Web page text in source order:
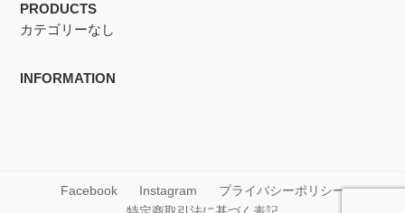
PRODUCTS
カテゴリーなし
INFORMATION
Facebook Instagram
プライバシーポリシー